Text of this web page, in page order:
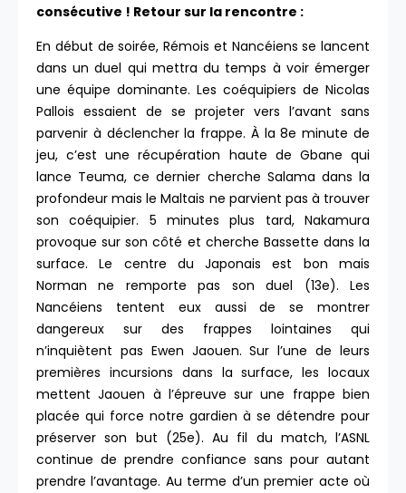
consécutive ! Retour sur la rencontre :
En début de soirée, Rémois et Nancéiens se lancent
dans un duel qui mettra du temps à voir émerger
une équipe dominante. Les coéquipiers de Nicolas
Pallois essaient de se projeter vers l’avant sans
parvenir à déclencher la frappe. À la 8e minute de
jeu, c’est une récupération haute de Gbane qui
lance Teuma, ce dernier cherche Salama dans la
profondeur mais le Maltais ne parvient pas à trouver
son coéquipier. 5 minutes plus tard, Nakamura
provoque sur son côté et cherche Bassette dans la
surface. Le centre du Japonais est bon mais
Norman ne remporte pas son duel (13e). Les
Nancéiens tentent eux aussi de se montrer
dangereux sur des frappes lointaines qui
n’inquiètent pas Ewen Jaouen. Sur l’une de leurs
premières incursions dans la surface, les locaux
mettent Jaouen à l’épreuve sur une frappe bien
placée qui force notre gardien à se détendre pour
préserver son but (25e). Au fil du match, l’ASNL
continue de prendre confiance sans pour autant
prendre l’avantage. Au terme d’un premier acte où